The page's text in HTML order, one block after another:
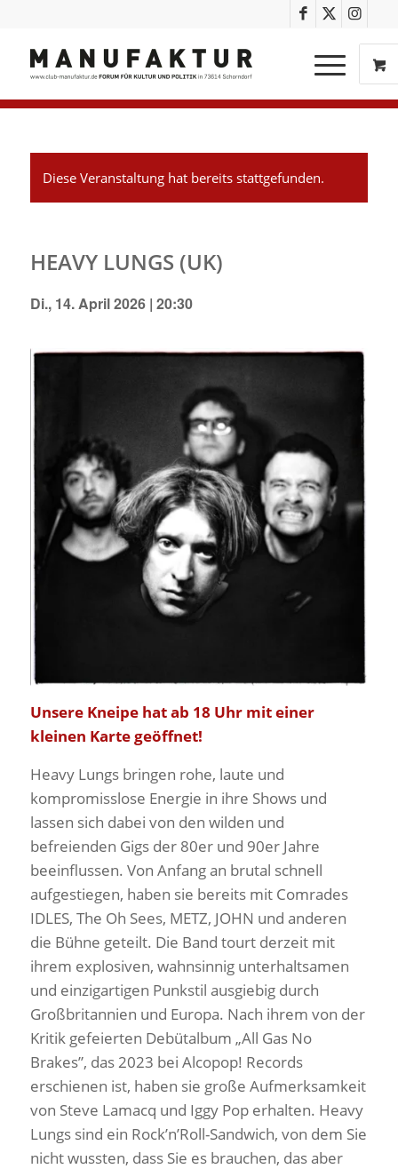
Diese Veranstaltung hat bereits stattgefunden.
HEAVY LUNGS (UK)
Di., 14. April 2026 | 20:30
Unsere Kneipe hat ab 18 Uhr mit einer
kleinen Karte geöffnet!
Heavy Lungs bringen rohe, laute und
kompromisslose Energie in ihre Shows und
lassen sich dabei von den wilden und
befreienden Gigs der 80er und 90er Jahre
beeinflussen. Von Anfang an brutal schnell
aufgestiegen, haben sie bereits mit Comrades
IDLES, The Oh Sees, METZ, JOHN und anderen
die Bühne geteilt. Die Band tourt derzeit mit
ihrem explosiven, wahnsinnig unterhaltsamen
und einzigartigen Punkstil ausgiebig durch
Großbritannien und Europa. Nach ihrem von der
Kritik gefeierten Debütalbum „All Gas No
Brakes”, das 2023 bei Alcopop! Records
erschienen ist, haben sie große Aufmerksamkeit
von Steve Lamacq und Iggy Pop erhalten. Heavy
Lungs sind ein Rock’n’Roll-Sandwich, von dem Sie
nicht wussten, dass Sie es brauchen, das aber